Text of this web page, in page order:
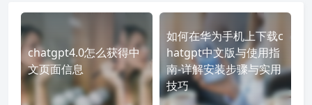
chatgpt4.0怎么获得中
文页面信息
如何在华为手机上下载c
hatgpt中文版与使用指
南-详解安装步骤与实用
技巧